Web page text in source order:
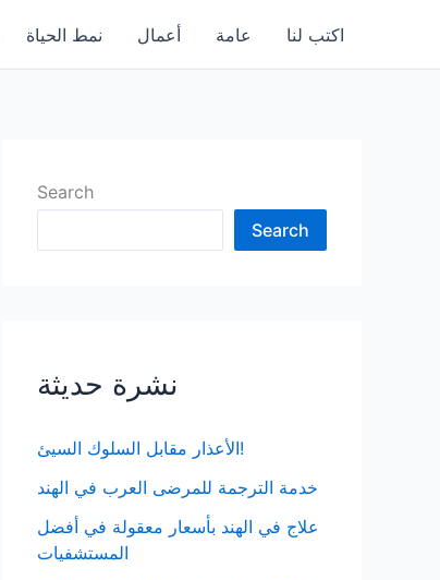
نمط الحياة أعمال عامة اكتب لنا
Search
Search
نشرة حديثة
الأعذار مقابل السلوك السيئ!
خدمة الترجمة للمرضى العرب في الهند
علاج في الهند بأسعار معقولة في أفضل
المستشفيات